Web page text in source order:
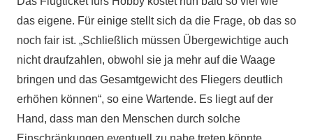
das eigene. Für einige stellt sich da die Frage, ob das so
noch fair ist. „Schließlich müssen Übergewichtige auch
nicht draufzahlen, obwohl sie ja mehr auf die Waage
bringen und das Gesamtgewicht des Fliegers deutlich
erhöhen können“, so eine Wartende. Es liegt auf der
Hand, dass man den Menschen durch solche